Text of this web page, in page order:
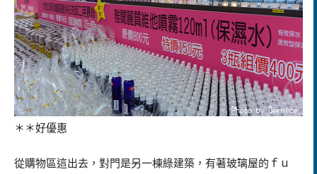
＊＊好優惠
從購物區這出去，對門是另一棟綠建築，有著玻璃屋的ｆｕ